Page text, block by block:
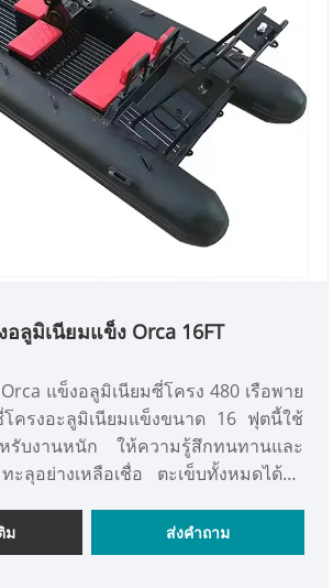
อลูมิเนียมแข็ง Orca 16FT
แข็งอลูมิเนียมซี่โครง 480 เรือพาย
ครงอะลูมิเนียมแข็งขนาด 16 ฟุตนี้ใช้
บงานหนัก ให้ความรู้สึกทนทานและ
ะลุอย่างเหลือเชื่อ ตะเข็บทั้งหมดได้รับ
วยให้ลูกค้ามั่นใจในความทนทานใน
ม ส่งคำถาม